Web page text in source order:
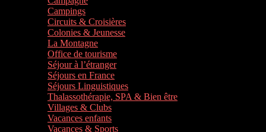
Campings
Circuits & Croisières
Colonies & Jeunesse
La Montagne
Office de tourisme
Séjour à l’étranger
Séjours en France
Séjours Linguistiques
Thalassothérapie, SPA & Bien être
Villages & Clubs
Vacances enfants
Vacances & Sports